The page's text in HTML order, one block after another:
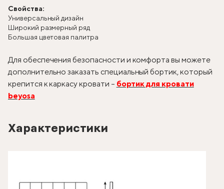
Свойства:
Универсальный дизайн
Широкий размерный ряд
Большая цветовая палитра
Для обеспечения безопасности и комфорта вы можете
дополнительно заказать специальный бортик, который
крепится к каркасу кровати – бортик для кровати
beyosa
Характеристики